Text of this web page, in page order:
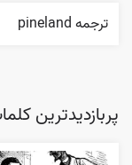
ترجمه pineland
پربازدیدترین